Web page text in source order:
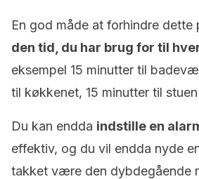
En god måde at forhindre dette
den tid, du har brug for til
eksempel 15 minutter til
til køkkenet, 15 minutter til stuen
Du kan endda indstille en
effektiv, og du vil endda nyde
takket være den dybdegående